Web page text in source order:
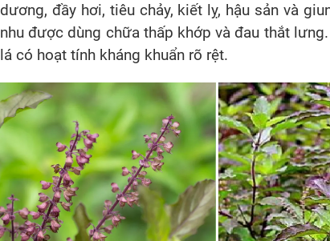
dương, đầy hơi, tiêu chảy, kiết lỵ, hậu sản và
nhu được dùng chữa thấp khớp và đau thắt
lá có hoạt tính kháng khuẩn rõ rệt.